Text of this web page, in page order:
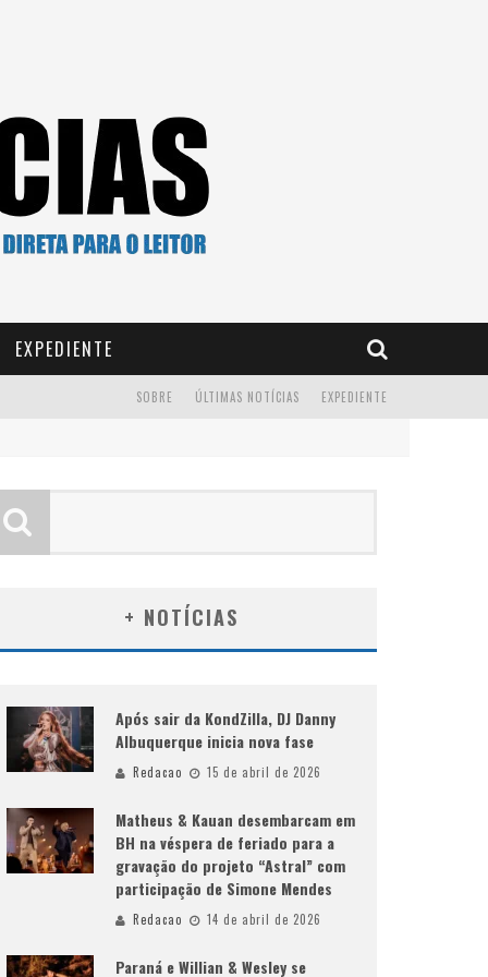
EXPEDIENTE
EXPEDIENTE
ÚLTIMAS NOTÍCIAS
SOBRE
+ NOTÍCIAS
Após sair da KondZilla, DJ Danny
Albuquerque inicia nova fase
Redacao 15 de abril de 2026
Matheus & Kauan desembarcam em
BH na véspera de feriado para a
gravação do projeto “Astral” com
participação de Simone Mendes
Redacao 14 de abril de 2026
Paraná e Willian & Wesley se